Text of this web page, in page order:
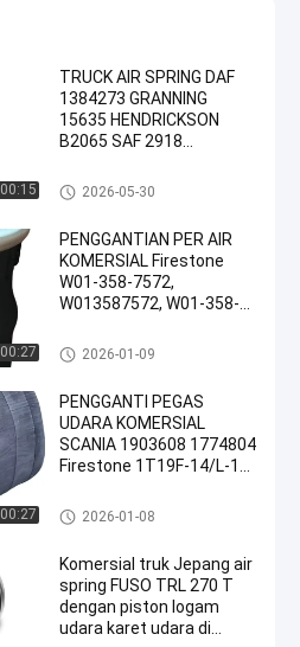
00:15
TRUCK AIR SPRING DAF
1384273 GRANNING
15635 HENDRICKSON
B2065 SAF 2918
810MB 4 Firestone W01-
M58-6345 W01-M58-8775
DIRUPAKAN Oleh
VKNTECH 1K6345
Pegas Udara Truk
2026-05-30
00:27
PENGGANTIAN PER AIR
KOMERSIAL Firestone
W01-358-7572,
W013587572, W01-358-
UDARA TRUK GANTI
FIRESTONE W01-M58-
M58-7572, W01M587572
Pegas Udara Truk
2026-01-09
00:27
PENGGANTI PEGAS
UDARA KOMERSIAL
SCANIA 1903608 1774804
Firestone 1T19F-14/L-14
4913NP02 TRUCK
SPRINGCF Gomma
1D28H16 FIRESTONE W01
095 0500
Pegas Udara Truk
2026-01-08
Komersial truk Jepang air
spring FUSO TRL 270 T
dengan piston logam
udara karet udara di